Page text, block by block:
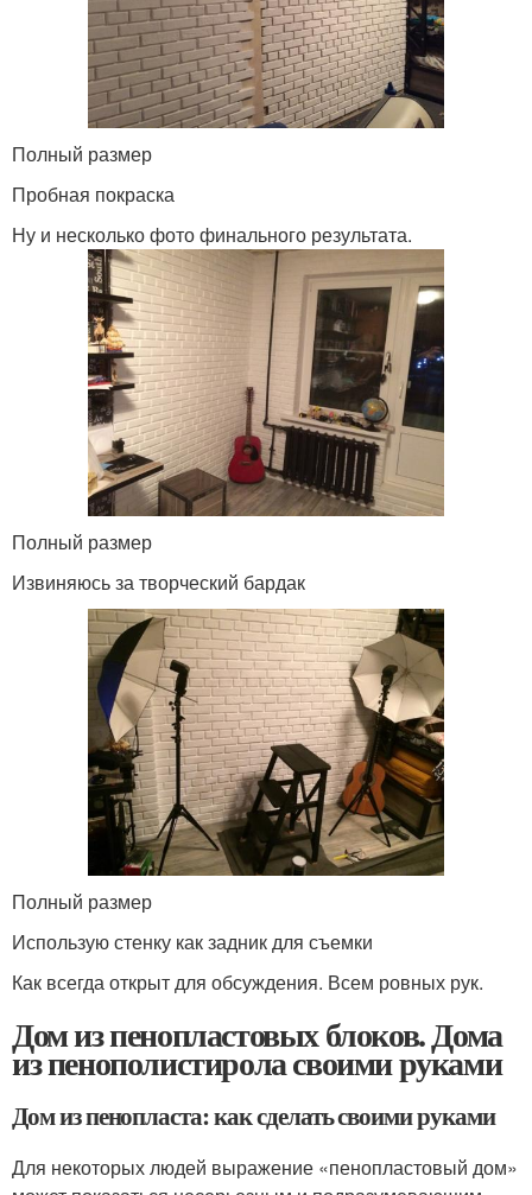
Полный размер
Пробная покраска
Ну и несколько фото финального результата.
Полный размер
Извиняюсь за творческий бардак
Полный размер
Использую стенку как задник для съемки
Как всегда открыт для обсуждения. Всем ровных рук.
Дом из пенопластовых блоков. Дома
из пенополистирола своими руками
Дом из пенопласта: как сделать своими руками
Для некоторых людей выражение «пенопластовый дом»